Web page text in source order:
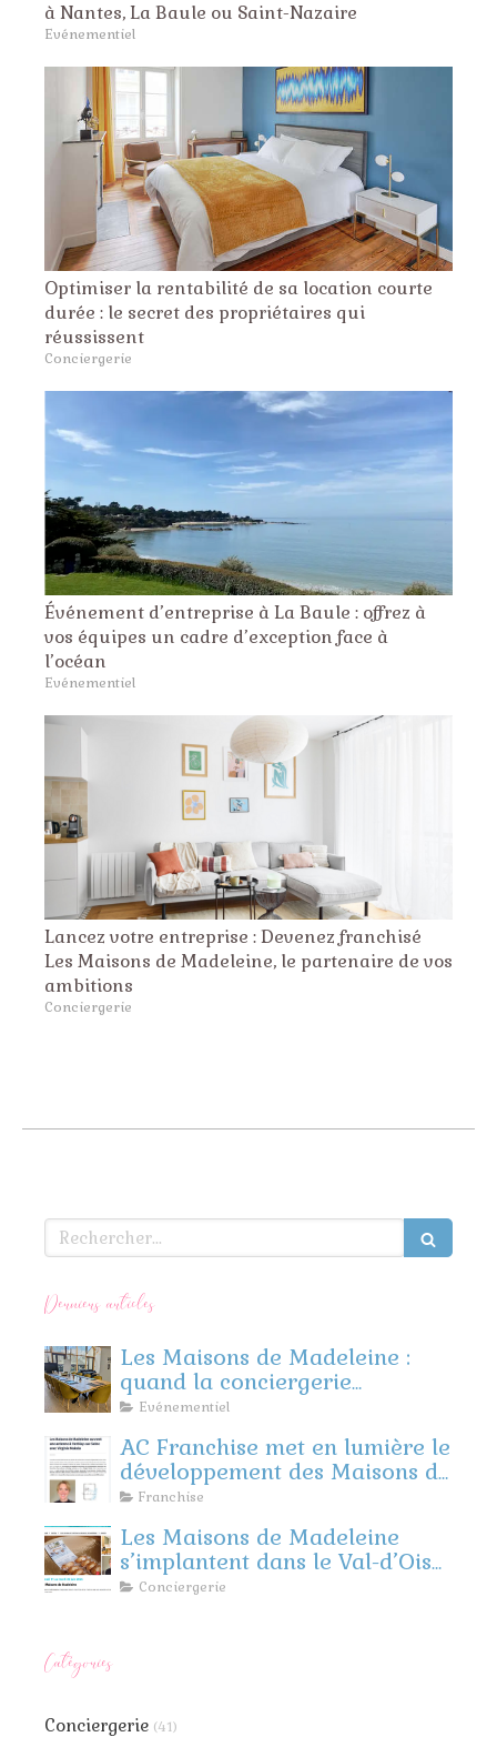
à Nantes, La Baule ou Saint-Nazaire
Evénementiel
Optimiser la rentabilité de sa location courte
durée : le secret des propriétaires qui
réussissent
Conciergerie
Événement d’entreprise à La Baule : offrez à
vos équipes un cadre d’exception face à
l’océan
Evénementiel
Lancez votre entreprise : Devenez franchisé
Les Maisons de Madeleine, le partenaire de vos
ambitions
Conciergerie
Rechercher
Derniers articles
Les Maisons de Madeleine :
quand la conciergerie
rencontre l’événementiel
Evénementiel
AC Franchise met en lumière le
développement des Maisons de
Madeleine
Franchise
Les Maisons de Madeleine
s’implantent dans le Val-d’Oise
et les Yvelines !
Conciergerie
Catégories
Conciergerie (41)